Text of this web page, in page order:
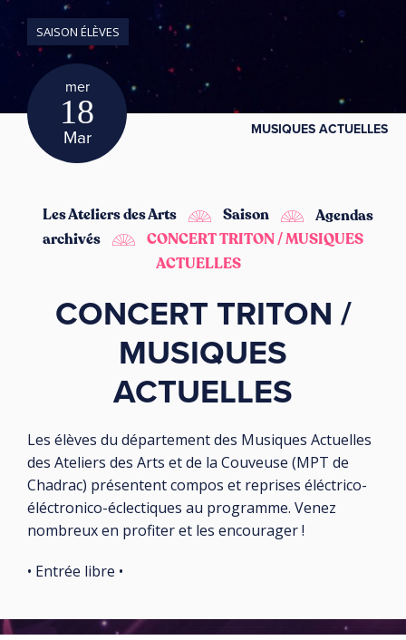
mer
18
Mar
SAISON ÉLÈVES
MUSIQUES ACTUELLES
Les Ateliers des Arts Saison
Agendas
archivés
CONCERT TRITON / MUSIQUES
ACTUELLES
CONCERT TRITON /
MUSIQUES
ACTUELLES
Les élèves du département des Musiques Actuelles
des Ateliers des Arts et de la Couveuse (MPT de
Chadrac) présentent compos et reprises éléctrico-
éléctronico-éclectiques au programme. Venez
nombreux en profiter et les encourager !
• Entrée libre •